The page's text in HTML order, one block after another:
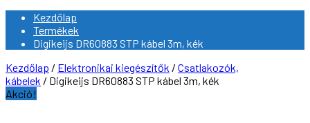
Kezdőlap
Termékek
Digikeijs DR60883 STP kábel 3m, kék
Kezdőlap / Elektronikai kiegészítők / Csatlakozók,
kábelek / Digikeijs DR60883 STP kábel 3m, kék
Akció!